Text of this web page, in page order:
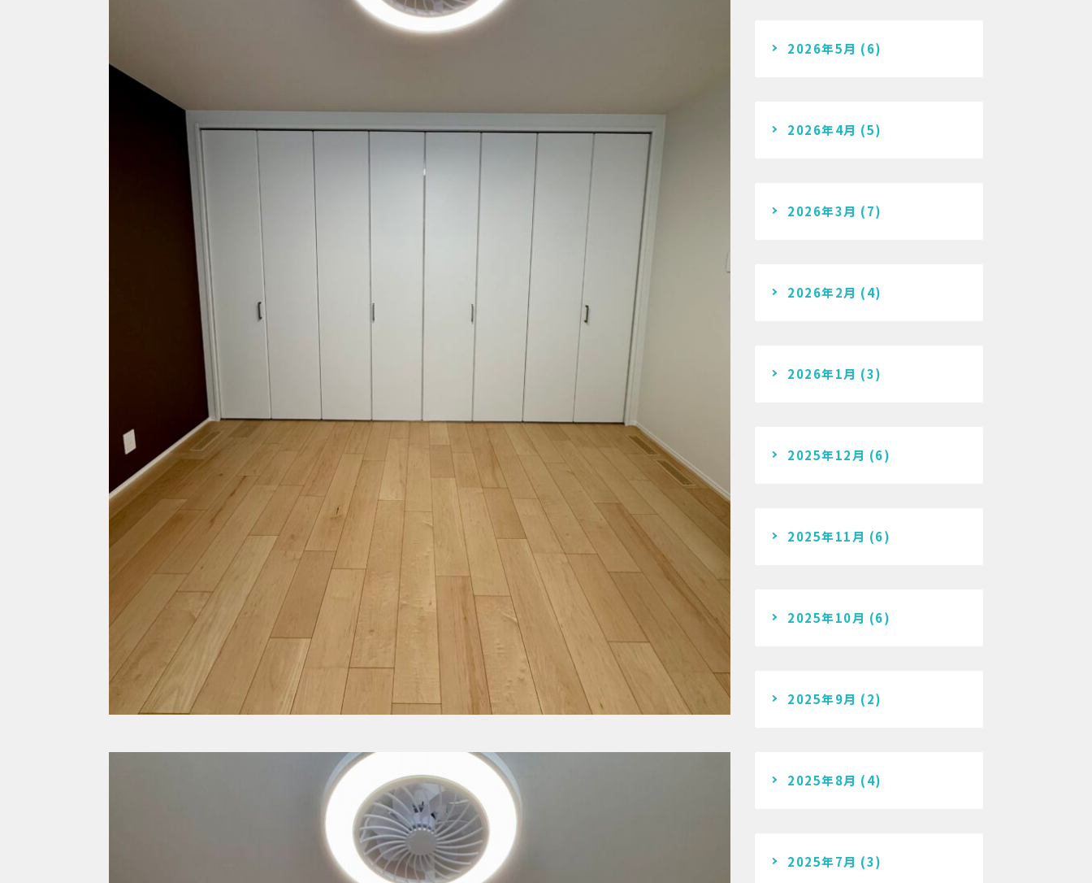
2026年5月 (6)
2026年4月 (5)
2026年3月 (7)
2026年2月 (4)
2026年1月 (3)
2025年12月 (6)
2025年11月 (6)
2025年10月 (6)
2025年9月 (2)
2025年8月 (4)
2025年7月 (3)